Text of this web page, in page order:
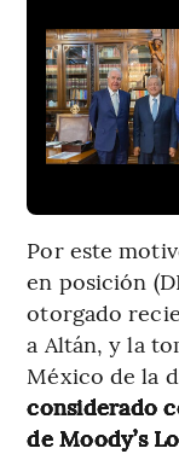
Por este
en posición
otorgado
a Altán, y la
México de la
considerado
de Moody’s